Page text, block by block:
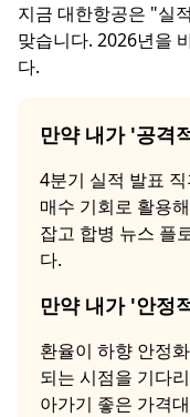
지금 대한항공은 "실
맞습니다. 2026년을
다.
만약 내가 '공격
4분기 실적 발표
매수 기회로 활용
잡고 합병 뉴스 플
다.
만약 내가 '안정
환율이 하향 안정
되는 시점을 기다
아가기 좋은 가격